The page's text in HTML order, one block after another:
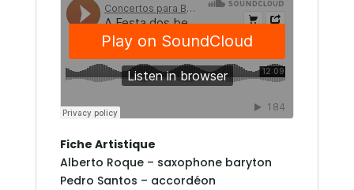
Fiche Artistique
Alberto Roque – saxophone baryton
Pedro Santos – accordéon